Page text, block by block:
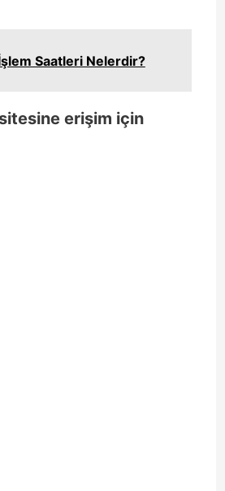
Saatleri Nelerdir?
erişim için